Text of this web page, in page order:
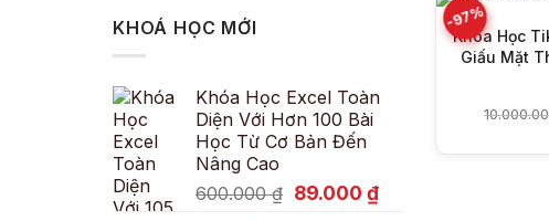
KHOÁ HỌC MỚI
Khóa Học Excel Toàn
Diện Với Hơn 100 Bài
Học Từ Cơ Bản Đến
Nâng Cao
600.000₫ Giá
89.000 ₫Giá
-97%
Khóa Học
Giấu Mặt